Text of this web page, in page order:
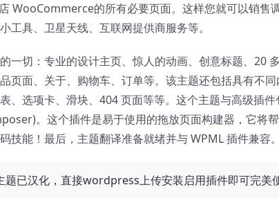
WooCommerce的所有必要页面。这样您就可以销售
工具、卫星天线、互联网提供商服务等。
一切：专业的设计主页、惊人的动画、创意标题、20
页面、关于、购物车、订单等。该主题还包括具有不
、选项卡、滑块、404 页面等等。这个主题与高级插
。这个插件是易于使用的拖放页面构建器，它将
技能！最后，主题翻译准备就绪并与 WPML 插件兼容。
题已汉化，直接wordpress上传安装启用插件即可完美